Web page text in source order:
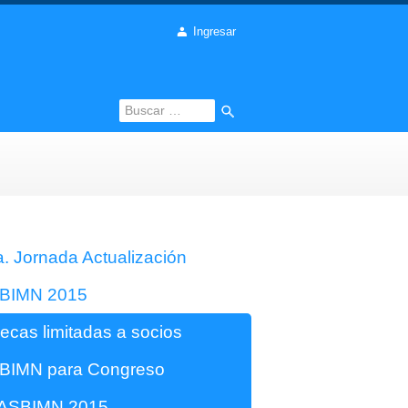
Ingresar
Buscar:
Jornada Actualización
2015
limitadas a socios
para Congreso